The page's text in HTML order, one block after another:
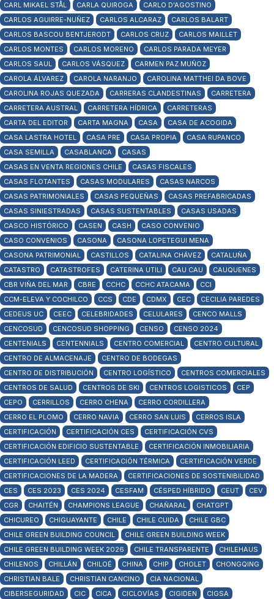
CARL MIKAEL STÅL
CARLA QUIROGA
CARLO D'AGOSTINO
CARLOS AGUIRRE-NUÑEZ
CARLOS ALCARAZ
CARLOS BALART
CARLOS BASCOU BENTJERODT
CARLOS CRUZ
CARLOS MAILLET
CARLOS MONTES
CARLOS MORENO
CARLOS PARADA MEYER
CARLOS SAUL
CARLOS VÁSQUEZ
CARMEN PAZ MUÑOZ
CAROLA ÁLVAREZ
CAROLA NARANJO
CAROLINA MATTHEI DA BOVE
CAROLINA ROJAS QUEZADA
CARRERAS CLANDESTINAS
CARRETERA
CARRETERA AUSTRAL
CARRETERA HÍDRICA
CARRETERAS
CARTA DEL EDITOR
CARTA MAGNA CASA
CASA DE ACOGIDA
CASA LASTRA HOTEL
CASA PRE CASA PROPIA
CASA RUPANCO
CASA SEMILLA
CASABLANCA
CASAS
CASAS EN VENTA REGIONES CHILE
CASAS FISCALES
CASAS FLOTANTES
CASAS MODULARES
CASAS NARCOS
CASAS PATRIMONIALES
CASAS PEQUEÑAS
CASAS PREFABRICADAS
CASAS SINIESTRADAS
CASAS SUSTENTABLES
CASAS USADAS
CASCO HISTÓRICO
CASEN CASH
CASO CONVENIO
CASO CONVENIOS
CASONA
CASONA LOPETEGUI MENA
CASONA PATRIMONIAL
CASTILLOS CATALINA CHÁVEZ
CATALUÑA
CATASTRO
CATASTROFES CATERINA UTILI CAU CAU
CAUQUENES
CBR VIÑA DEL MAR
CBRE CCHC CCHC ATACAMA
CCI
CCM-ELEVA Y COCHILCO
CCS CDE CDMX CEC
CECILIA PAREDES
CEDEUS UC
CEEC CELEBRIDADES CELULARES
CENCO MALLS
CENCOSUD
CENCOSUD SHOPPING CENSO
CENSO 2024
CENTENIALS
CENTENNIALS CENTRO COMERCIAL
CENTRO CULTURAL
CENTRO DE ALMACENAJE
CENTRO DE BODEGAS
CENTRO DE DISTRIBUCIÓN
CENTRO LOGÍSTICO
CENTROS COMERCIALES
CENTROS DE SALUD
CENTROS DE SKI CENTROS LOGISTICOS
CEP
CEPO
CERRILLOS CERRO CHENA
CERRO CORDILLERA
CERRO EL PLOMO
CERRO NAVIA CERRO SAN LUIS
CERROS ISLA
CERTIFICACIÓN
CERTIFICACIÓN CES
CERTIFICACIÓN CVS
CERTIFICACIÓN EDIFICIO SUSTENTABLE
CERTIFICACIÓN INMOBILIARIA
CERTIFICACIÓN LEED
CERTIFICACIÓN TÉRMICA
CERTIFICACIÓN VERDE
CERTIFICACIONES DE LA MADERA
CERTIFICACIONES DE SOSTENIBILIDAD
CES
CES 2023 CES 2024 CESFAM CÉSPED HÍBRIDO CEUT
CEV
CGR
CHAITÉN CHAMPIONS LEAGUE CHAÑARAL
CHATGPT
CHICUREO
CHIGUAYANTE CHILE CHILE CUIDA
CHILE GBC
CHILE GREEN BUILDING COUNCIL
CHILE GREEN BUILDING WEEK
CHILE GREEN BUILDING WEEK 2026
CHILE TRANSPARENTE
CHILEHAUS
CHILENOS
CHILLÁN CHILOÉ CHINA CHIP CHOLET
CHONGQING
CHRISTIAN BALE
CHRISTIAN CANCINO
CIA NACIONAL
CIBERSEGURIDAD
CIC CICA CICLOVÍAS CIGIDEN
CIGSA